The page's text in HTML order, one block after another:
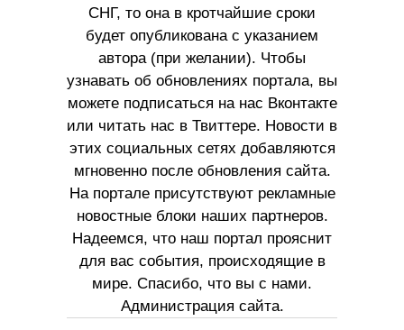
СНГ, то она в кротчайшие сроки
будет опубликована с указанием
автора (при желании). Чтобы
узнавать об обновлениях портала, вы
можете подписаться на нас Вконтакте
или читать нас в Твиттере. Новости в
этих социальных сетях добавляются
мгновенно после обновления сайта.
На портале присутствуют рекламные
новостные блоки наших партнеров.
Надеемся, что наш портал прояснит
для вас события, происходящие в
мире. Спасибо, что вы с нами.
Администрация сайта.